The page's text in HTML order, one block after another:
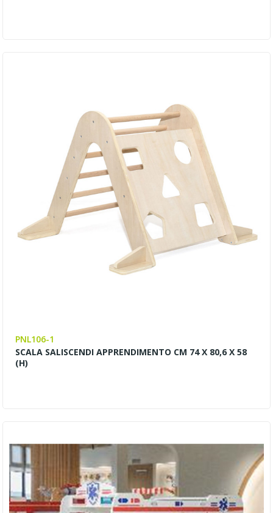
PNL106-1
SCALA SALISCENDI APPRENDIMENTO CM 74 X 80,6 X 58
(H)